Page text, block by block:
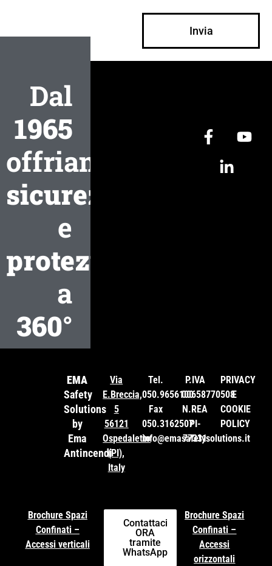
Invia
Dal
1965
offriamo
sicurezza
e
protezione
a
360°
EMA
Safety
Solutions
by
Ema
Antincendi
Via
E.Breccia,
5
56121
Ospedaletto
(PI),
Italy
Tel.
050.9656100
Fax
050.3162507
info@emasafetysolutions.it
P.IVA
00658770508
N.REA
PI-
77331
PRIVACY
E
COOKIE
POLICY
Brochure Spazi
Confinati –
Accessi verticali
Contattaci
ORA
tramite
WhatsApp
Brochure Spazi
Confinati –
Accessi
orizzontali